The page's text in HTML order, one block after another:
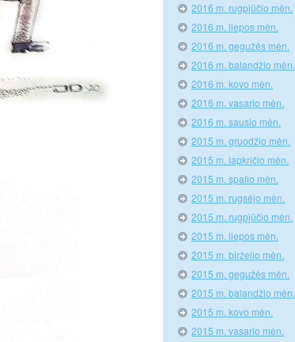
2016 m. rugpjūčio mėn.
2016 m. liepos mėn.
2016 m. gegužės mėn.
2016 m. balandžio mėn.
2016 m. kovo mėn.
2016 m. vasario mėn.
2016 m. sausio mėn.
2015 m. gruodžio mėn.
2015 m. lapkričio mėn.
2015 m. spalio mėn.
2015 m. rugsėjo mėn.
2015 m. rugpjūčio mėn.
2015 m. liepos mėn.
2015 m. birželio mėn.
2015 m. gegužės mėn.
2015 m. balandžio mėn.
2015 m. kovo mėn.
2015 m. vasario mėn.